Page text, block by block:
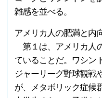
雑感を並べる。
アメリカ人の肥満と内
第１は、アメリカ人
ていることだ。ワシン
ジャーリーグ野球観戦
が、メタボリック症候